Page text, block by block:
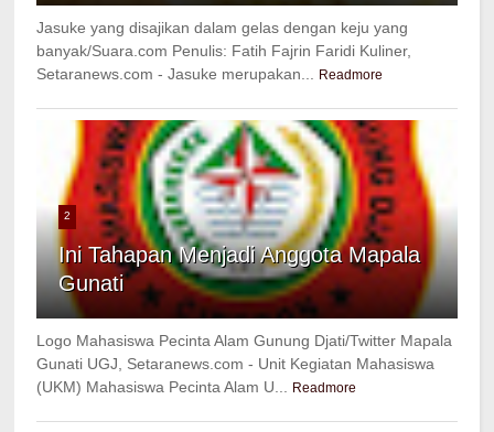
Jasuke yang disajikan dalam gelas dengan keju yang
banyak/Suara.com Penulis: Fatih Fajrin Faridi Kuliner,
Setaranews.com - Jasuke merupakan...
Readmore
2
Ini Tahapan Menjadi Anggota Mapala
Gunati
Logo Mahasiswa Pecinta Alam Gunung Djati/Twitter Mapala
Gunati UGJ, Setaranews.com - Unit Kegiatan Mahasiswa
(UKM) Mahasiswa Pecinta Alam U...
Readmore